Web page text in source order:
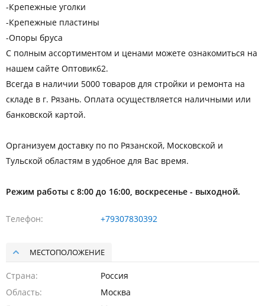
-Крепежные уголки
-Крепежные пластины
-Опоры бруса
С полным ассортиментом и ценами можете ознакомиться на
нашем сайте Оптовик62.
Всегда в наличии 5000 товаров для стройки и ремонта на
складе в г. Рязань. Оплата осуществляется наличными или
банковской картой.
Организуем доставку по по Рязанской, Московской и
Тульской областям в удобное для Вас время.
Режим работы с 8:00 до 16:00, воскресенье - выходной.
Телефон +79307830392
МЕСТОПОЛОЖЕНИЕ
Страна
Россия
Область
Москва